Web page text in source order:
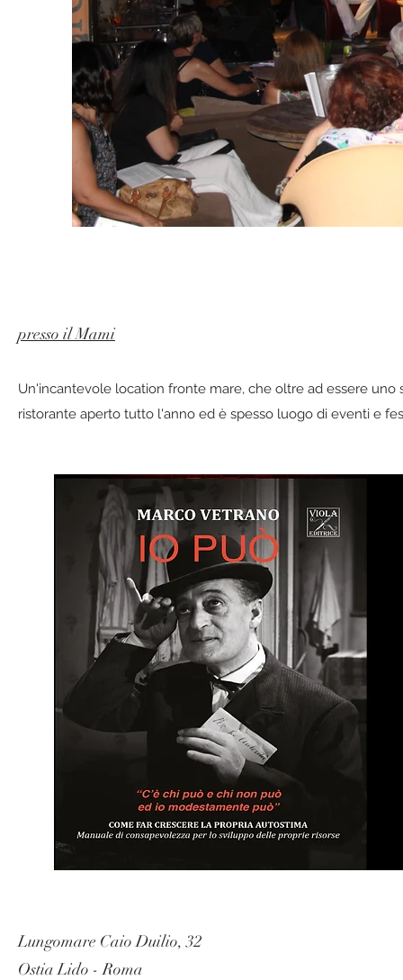
presso il Mami
Un'incantevole location fronte mare, che oltre ad essere
ristorante aperto tutto l'anno ed è spesso luogo di eventi e
Lungomare Caio Duilio, 32
Ostia Lido - Roma